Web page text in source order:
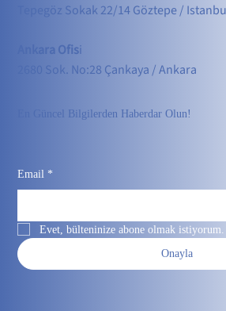
Tepegöz Sokak 22/14 Göztepe /
Ankara Ofisi
2680 Sok. No:28 Çankaya / Ankara
En Güncel Bilgilerden Haberdar Olun!
Email *
Evet, bülteninize abone olmak istiyorum.
Onayla